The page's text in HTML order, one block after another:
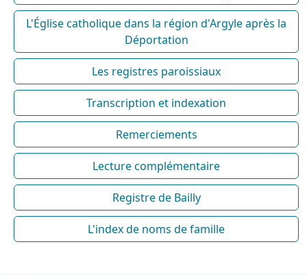
L'Église catholique dans la région d'Argyle après la
Déportation
Les registres paroissiaux
Transcription et indexation
Remerciements
Lecture complémentaire
Registre de Bailly
L'index de noms de famille